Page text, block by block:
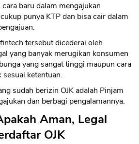
baru dalam mengajukan
punya KTP dan bisa cair dalam
tersebut dicederai oleh
yang banyak merugikan konsumen
yang sangat tinggi maupun cara
sesuai ketentuan.
sudah berizin OJK adalah Pinjam
dan berbagi pengalamannya.
Aman, Legal
OJK